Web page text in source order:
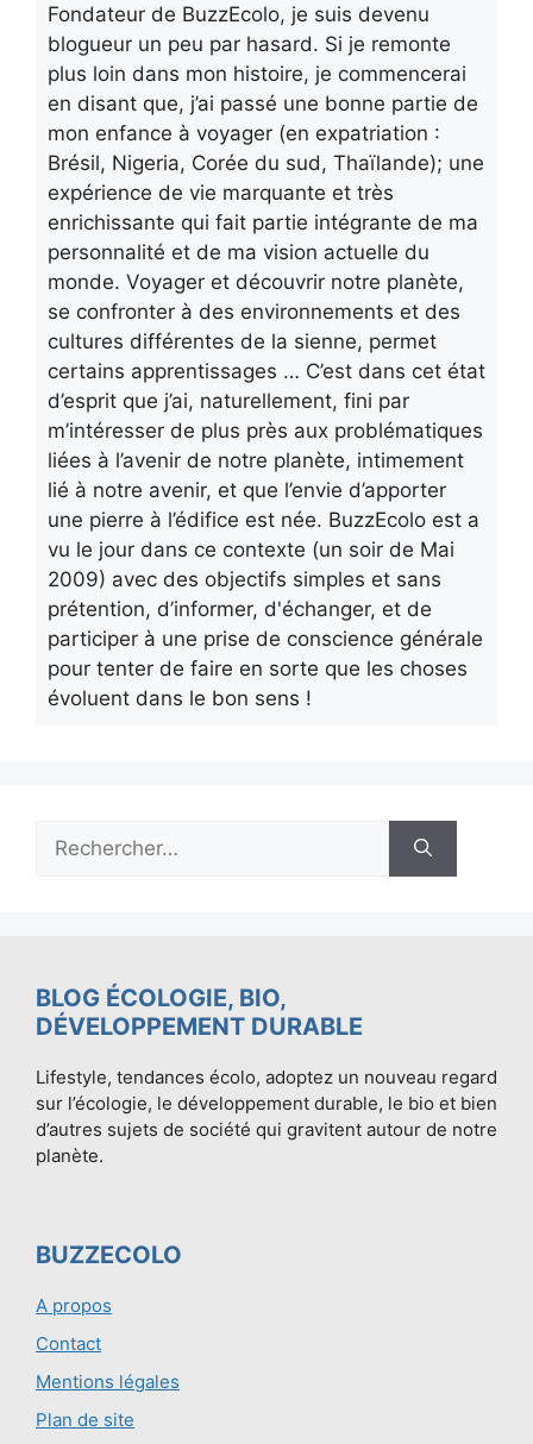
Fondateur de BuzzEcolo, je suis devenu
blogueur un peu par hasard. Si je remonte
plus loin dans mon histoire, je commencerai
en disant que, j’ai passé une bonne partie de
mon enfance à voyager (en expatriation :
Brésil, Nigeria, Corée du sud, Thaïlande); une
expérience de vie marquante et très
enrichissante qui fait partie intégrante de ma
personnalité et de ma vision actuelle du
monde. Voyager et découvrir notre planète,
se confronter à des environnements et des
cultures différentes de la sienne, permet
certains apprentissages … C’est dans cet état
d’esprit que j’ai, naturellement, fini par
m’intéresser de plus près aux problématiques
liées à l’avenir de notre planète, intimement
lié à notre avenir, et que l’envie d’apporter
une pierre à l’édifice est née. BuzzEcolo est a
vu le jour dans ce contexte (un soir de Mai
2009) avec des objectifs simples et sans
prétention, d’informer, d'échanger, et de
participer à une prise de conscience générale
pour tenter de faire en sorte que les choses
évoluent dans le bon sens !
BLOG ÉCOLOGIE, BIO,
DÉVELOPPEMENT DURABLE
Lifestyle, tendances écolo, adoptez un nouveau regard
sur l’écologie, le développement durable, le bio et bien
d’autres sujets de société qui gravitent autour de notre
planète.
BUZZECOLO
A propos
Contact
Mentions légales
Plan de site